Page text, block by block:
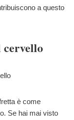
a questo
è come
Se hai mai visto